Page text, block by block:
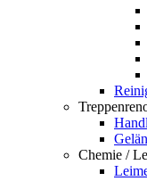
Chemie /